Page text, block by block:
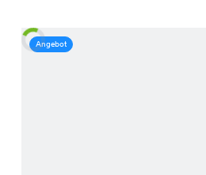
Angebot